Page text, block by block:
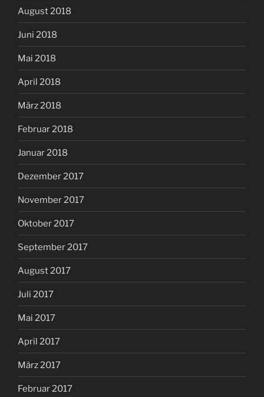
August 2018
Juni 2018
Mai 2018
April 2018
März 2018
Februar 2018
Januar 2018
Dezember 2017
November 2017
Oktober 2017
September 2017
August 2017
Juli 2017
Mai 2017
April 2017
März 2017
Februar 2017